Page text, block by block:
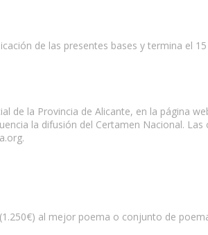
de las presentes bases y termina el
de la Provincia de Alicante, en la página
la difusión del Certamen Nacional.
al mejor poema o conjunto de